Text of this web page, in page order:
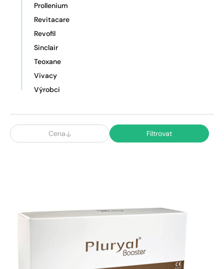
Prollenium
Revitacare
Revofil
Sinclair
Teoxane
Vivacy
Výrobci
Cena Filtrovat